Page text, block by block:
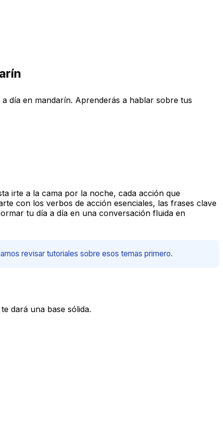
día en mandarín. Aprenderás a hablar sobre tus
irte a la cama por la noche, cada acción que
con los verbos de acción esenciales, las frases clave
tu día a día en una conversación fluida en
revisar tutoriales sobre esos temas primero.
dará una base sólida.